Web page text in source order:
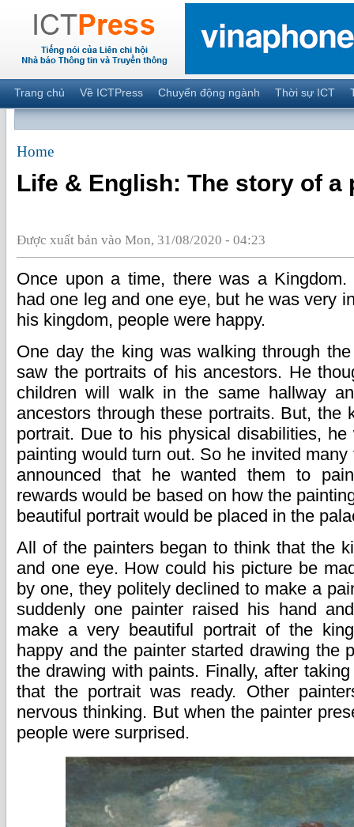
Trang chủ Về ICTPress Chuyển động ngành Thời sự ICT
Home
Life & English: The story of a
Được xuất bản vào Mon, 31/08/2020 - 04:23
Once upon a time, there was a
had one leg and one eye, but he was very
his kingdom, people were happy.
One day the king was walking through
saw the portraits of his ancestors. He
children will walk in the same hallway
ancestors through these portraits. But, the
portrait. Due to his physical disabilities, he
painting would turn out. So he invited
announced that he wanted them to
rewards would be based on how the
beautiful portrait would be placed in the
All of the painters began to think that the
and one eye. How could his picture be
by one, they politely declined to make a
suddenly one painter raised his hand
make a very beautiful portrait of the
happy and the painter started drawing the
the drawing with paints. Finally, after
that the portrait was ready. Other
nervous thinking. But when the painter
people were surprised.